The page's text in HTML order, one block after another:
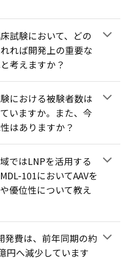
試験において、どの
れば開発上の重要な
考えますか？
における被験者数は
いますか。また、今
はありますか？
ではLNPを活用する
101においてAAVを
優位性について教え
発費は、前年同期の約
円へ減少しています